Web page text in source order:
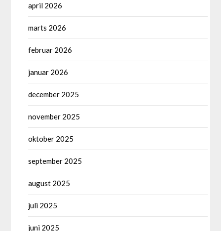
april 2026
marts 2026
februar 2026
januar 2026
december 2025
november 2025
oktober 2025
september 2025
august 2025
juli 2025
juni 2025